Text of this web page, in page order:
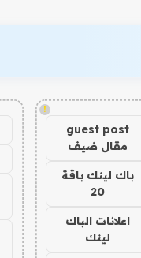
!
guest post
مقال ضيف
باك لينك باقة
20
اعلانات الباك
لينك